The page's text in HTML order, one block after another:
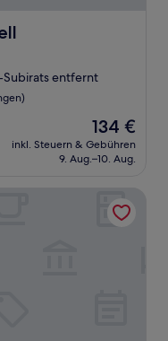
Subirats entfernt
Der
Preis
beträgt
134 €
inkl. Steuern & Gebühren
9. Aug.–10. Aug.